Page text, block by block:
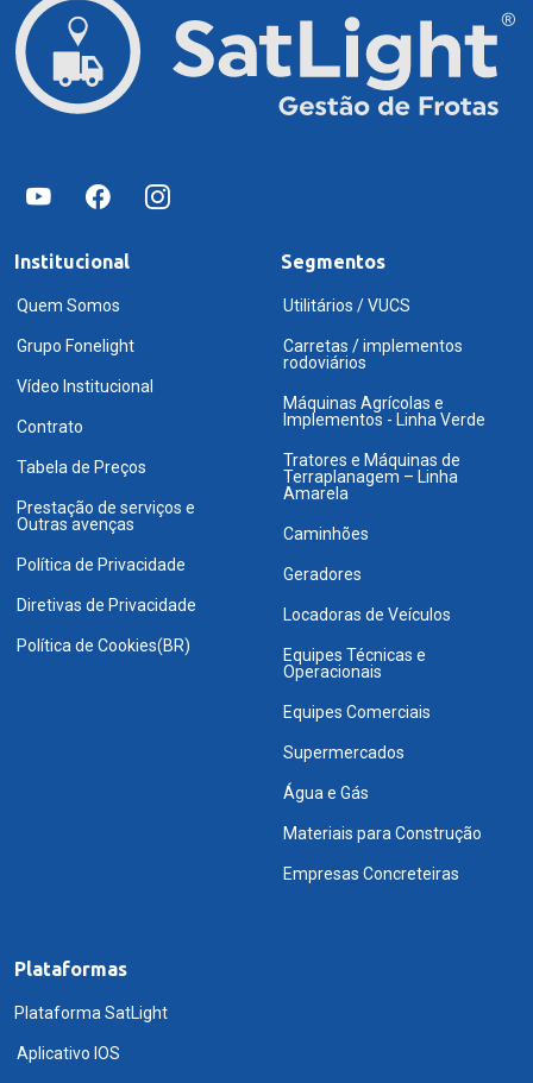
Institucional
Quem Somos
Grupo Fonelight
Vídeo Institucional
Contrato
Tabela de Preços
Prestação de serviços e
Outras avenças
Política de Privacidade
Diretivas de Privacidade
Política de Cookies(BR)
Segmentos
Utilitários / VUCS
Carretas / implementos
rodoviários
Máquinas Agrícolas e
Implementos - Linha Verde
Tratores e Máquinas de
Terraplanagem – Linha
Amarela
Caminhões
Geradores
Locadoras de Veículos
Equipes Técnicas e
Operacionais
Equipes Comerciais
Supermercados
Água e Gás
Materiais para Construção
Empresas Concreteiras
Plataformas
Plataforma SatLight
Aplicativo IOS